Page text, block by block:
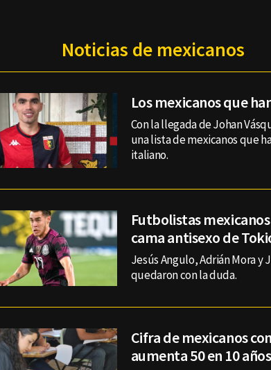
Noticias de mexicanos
Los mexicanos que
Con la llegada de Johan
una lista de mexicanos que
italiano.
Futbolistas
cama antisexo de
Jesús Angulo, Adrián Mora y
quedaron con la duda.
Cifra de mexicanos
aumenta 50 en 10